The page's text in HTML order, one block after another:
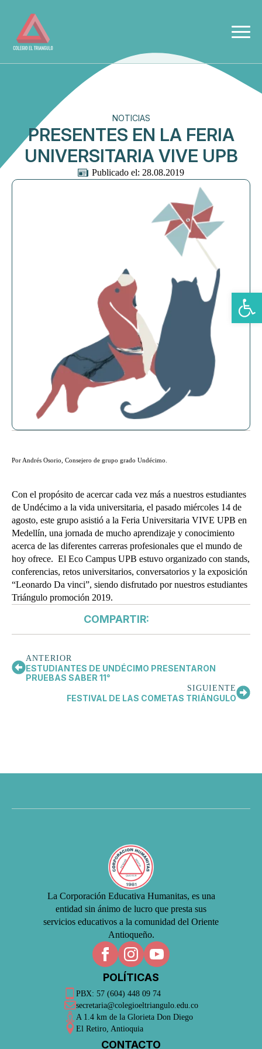
Abrir
NOTICIAS
PRESENTES EN LA FERIA
UNIVERSITARIA VIVE UPB
Publicado el: 28.08.2019
Por Andrés Osorio, Consejero de grupo grado Undécimo.
Con el propósito de acercar cada vez más a nuestros estudiantes
de Undécimo a la vida universitaria, el pasado miércoles 14 de
agosto, este grupo asistió a la Feria Universitaria VIVE UPB en
Medellín, una jornada de mucho aprendizaje y conocimiento
acerca de las diferentes carreras profesionales que el mundo de
hoy ofrece. El Eco Campus UPB estuvo organizado con stands,
conferencias, retos universitarios, conversatorios y la exposición
“Leonardo Da vinci”, siendo disfrutado por nuestros estudiantes
Triángulo promoción 2019.
COMPARTIR:
ANTERIOR
ESTUDIANTES DE UNDÉCIMO PRESENTARON
PRUEBAS SABER 11°
SIGUIENTE
FESTIVAL DE LAS COMETAS TRIÁNGULO
La Corporación Educativa Humanitas, es una
entidad sin ánimo de lucro que presta sus
servicios educativos a la comunidad del Oriente
Antioqueño.
POLÍTICAS
PBX: 57 (604) 448 09 74
secretaria@colegioeltriangulo.edu.co
A 1.4 km de la Glorieta Don Diego
El Retiro, Antioquia
CONTACTO